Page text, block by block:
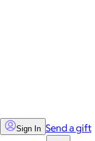
Sign In Send a gift